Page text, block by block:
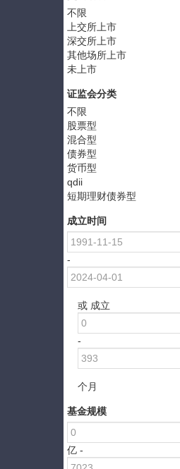
不限
上交所上市
深交所上市
其他场所上市
未上市
证监会分类
不限
股票型
混合型
债券型
货币型
qdii
短期理财债券型
成立时间
-
或 成立
-
个月
基金规模
亿 -